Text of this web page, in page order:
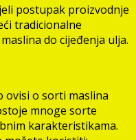
postupak proizvodnje
tradicionalne
do cijeđenja ulja.
ovisi o sorti maslina
mnoge sorte
karakteristikama.